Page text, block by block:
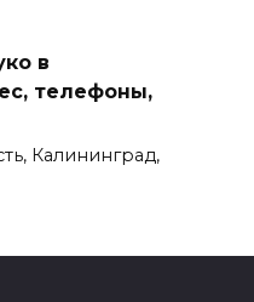
в
телефоны,
Калининград,